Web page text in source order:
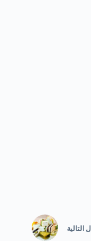
التالية